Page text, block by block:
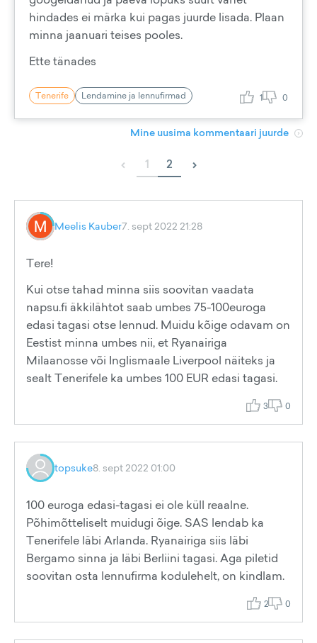
hindades ei märka kui pagas juurde lisada. Plaan
minna jaanuari teises pooles.
Ette tänades
Tenerife Lendamine ja lennufirmad 1 0
Mine uusima kommentaari juurde
‹ 1 2 ›
Meelis Kauber7. sept 2022 21:28
Tere!
Kui otse tahad minna siis soovitan vaadata
napsu.fi äkkilähtot saab umbes 75-100euroga
edasi tagasi otse lennud. Muidu kõige odavam on
Eestist minna umbes nii, et Ryanairiga
Milaanosse või Inglismaale Liverpool näiteks ja
sealt Tenerifele ka umbes 100 EUR edasi tagasi.
3 0
topsuke8. sept 2022 01:00
100 euroga edasi-tagasi ei ole küll reaalne.
Põhimõtteliselt muidugi õige. SAS lendab ka
Tenerifele läbi Arlanda. Ryanairiga siis läbi
Bergamo sinna ja läbi Berliini tagasi. Aga piletid
soovitan osta lennufirma kodulehelt, on kindlam.
2 0